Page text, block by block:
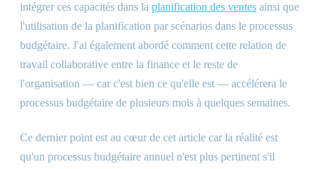
intégrer ces capacités dans la planification des ventes ainsi que
l'utilisation de la planification par scénarios dans le processus
budgétaire. J'ai également abordé comment cette relation de
travail collaborative entre la finance et le reste de
l'organisation — car c'est bien ce qu'elle est — accélérera le
processus budgétaire de plusieurs mois à quelques semaines.
Ce dernier point est au cœur de cet article car la réalité est
qu'un processus budgétaire annuel n'est plus pertinent s'il